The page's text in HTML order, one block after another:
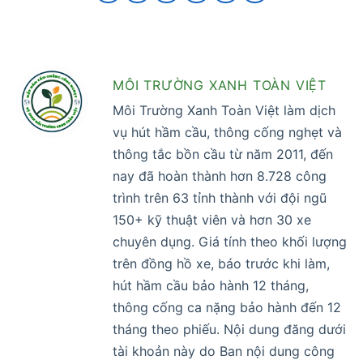
MÔI TRƯỜNG XANH TOÀN VIỆT
Môi Trường Xanh Toàn Việt làm dịch
vụ hút hầm cầu, thông cống nghẹt và
thông tắc bồn cầu từ năm 2011, đến
nay đã hoàn thành hơn 8.728 công
trình trên 63 tỉnh thành với đội ngũ
150+ kỹ thuật viên và hơn 30 xe
chuyên dụng. Giá tính theo khối lượng
trên đồng hồ xe, báo trước khi làm,
hút hầm cầu bảo hành 12 tháng,
thông cống ca nặng bảo hành đến 12
tháng theo phiếu. Nội dung đăng dưới
tài khoản này do Ban nội dung công